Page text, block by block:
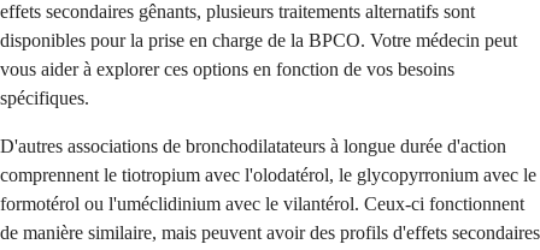
effets secondaires gênants, plusieurs traitements alternatifs sont
disponibles pour la prise en charge de la BPCO. Votre médecin peut
vous aider à explorer ces options en fonction de vos besoins
spécifiques.
D'autres associations de bronchodilatateurs à longue durée d'action
comprennent le tiotropium avec l'olodatérol, le glycopyrronium avec le
formotérol ou l'uméclidinium avec le vilantérol. Ceux-ci fonctionnent
de manière similaire, mais peuvent avoir des profils d'effets secondaires